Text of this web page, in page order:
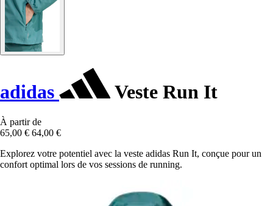
adidas Veste Run It
À partir de
65,00 € 64,00 €
Explorez votre potentiel avec la veste adidas Run It, conçue pour un
confort optimal lors de vos sessions de running.